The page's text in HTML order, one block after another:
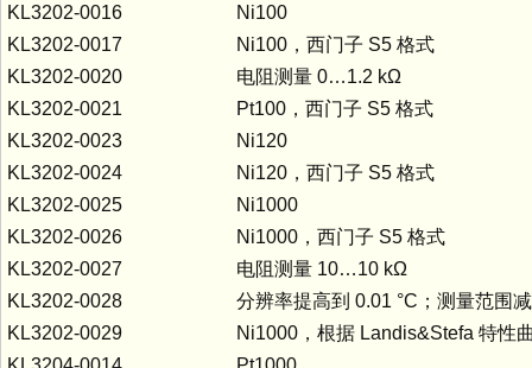
KL3202-0016
Ni100
KL3202-0017
Ni100，西门子 S5 格式
KL3202-0020
电阻测量 0…1.2 kΩ
KL3202-0021
Pt100，西门子 S5 格式
KL3202-0023
Ni120
KL3202-0024
Ni120，西门子 S5 格式
KL3202-0025
Ni1000
KL3202-0026
Ni1000，西门子 S5 格式
KL3202-0027
电阻测量 10…10 kΩ
KL3202-0028
分辨率提高到 0.01 °C；测量范围
KL3202-0029
Ni1000，根据 Landis&Stefa 特性